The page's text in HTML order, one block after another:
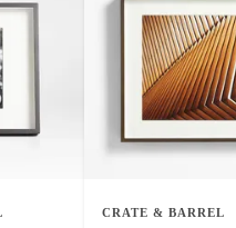
CRATE & BARREL